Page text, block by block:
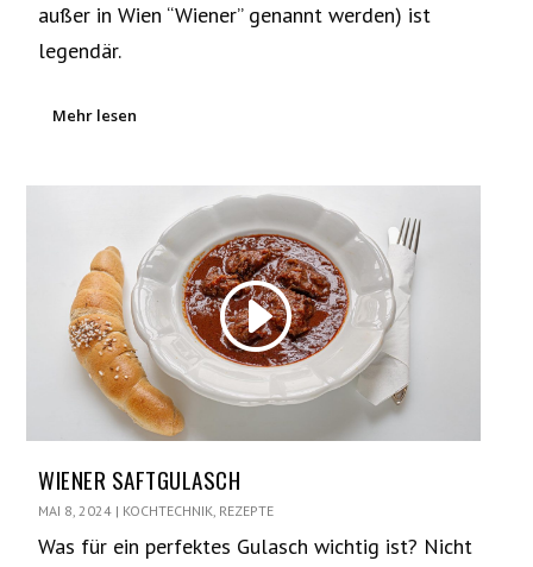
außer in Wien “Wiener” genannt werden) ist
legendär.
Mehr lesen
WIENER SAFTGULASCH
MAI 8, 2024 | KOCHTECHNIK REZEPTE
Was für ein perfektes Gulasch wichtig ist? Nicht